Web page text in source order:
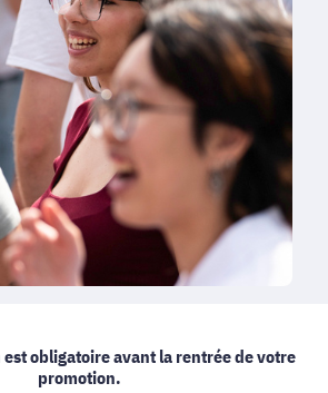
obligatoire avant la rentrée de votre
promotion.